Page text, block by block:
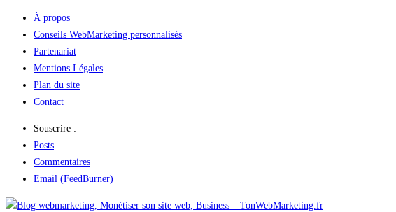
À propos
Conseils WebMarketing personnalisés
Partenariat
Mentions Légales
Plan du site
Contact
Souscrire :
Posts
Commentaires
Email (FeedBurner)